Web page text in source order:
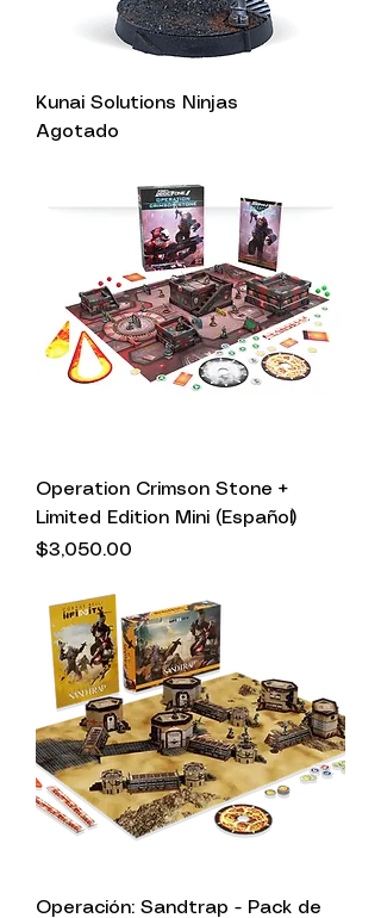
Kunai Solutions Ninjas
Agotado
Operation Crimson Stone +
Limited Edition Mini (Español)
Precio
$3,050.00
Operación: Sandtrap - Pack de